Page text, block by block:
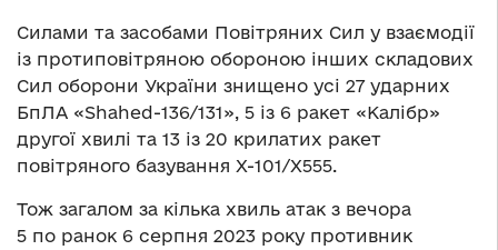
Силами та засобами Повітряних Сил у взаємодії
із протиповітряною обороною інших складових
Сил оборони України знищено усі 27 ударних
БпЛА «Shahed-136/131», 5 із 6 ракет «Калібр»
другої хвилі та 13 із 20 крилатих ракет
повітряного базування Х-101/Х555.
Тож загалом за кілька хвиль атак з вечора
5 по ранок 6 серпня 2023 року противник